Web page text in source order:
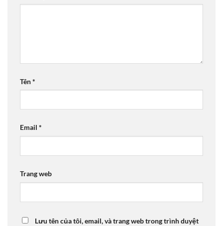
Tên*
Email *
Trang web
Lưu tên của tôi, email, và trang web trong trình duyệt